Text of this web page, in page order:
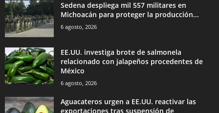
Sedena despliega mil 557 militares en
Michoacán para proteger la producción...
6 agosto, 2026
EE.UU. investiga brote de salmonela
relacionado con jalapeños procedentes de
México
6 agosto, 2026
Aguacateros urgen a EE.UU. reactivar las
exportaciones tras suspensión de